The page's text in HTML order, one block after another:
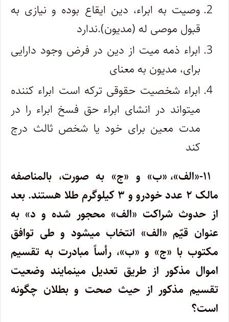
وصیت به ابراء، دین ایقاع بوده و نیازی به
قبول موصی له (مدیون).ندارد
ابراء ذمه میت از دین در فرض وجود دارایی
برای، مدیون به معنای
ابراء شخصیت حقوقی ترکه است ابراء کننده
میتواند در انشای ابراء حق فسخ ابراء را در
مدت معین برای خود یا شخص ثالث درج
کند
۱۱-«الف»، «ب» و «ج» به صورت، بالمناصفه
مالک ۲ عدد خودرو و ۳ کیلوگرم طلا هستند. بعد
از حدوث شراکت «الف» محجور شده و د» به
عنوان قیّم «الف» انتخاب میشود و طی توافق
مکتوب با «ج» و «ب»، رأساً مبادرت به تقسیم
اموال مذکور از طریق تعدیل مینمایند وضعیت
تقسیم مذکور از حیث صحت و بطلان چگونه
است؟